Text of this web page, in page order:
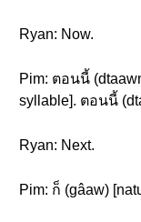
Ryan: Now.
Pim: ตอนนี้
syllable]. ตอนนี้
Ryan: Next.
Pim: ก็ (gâaw)